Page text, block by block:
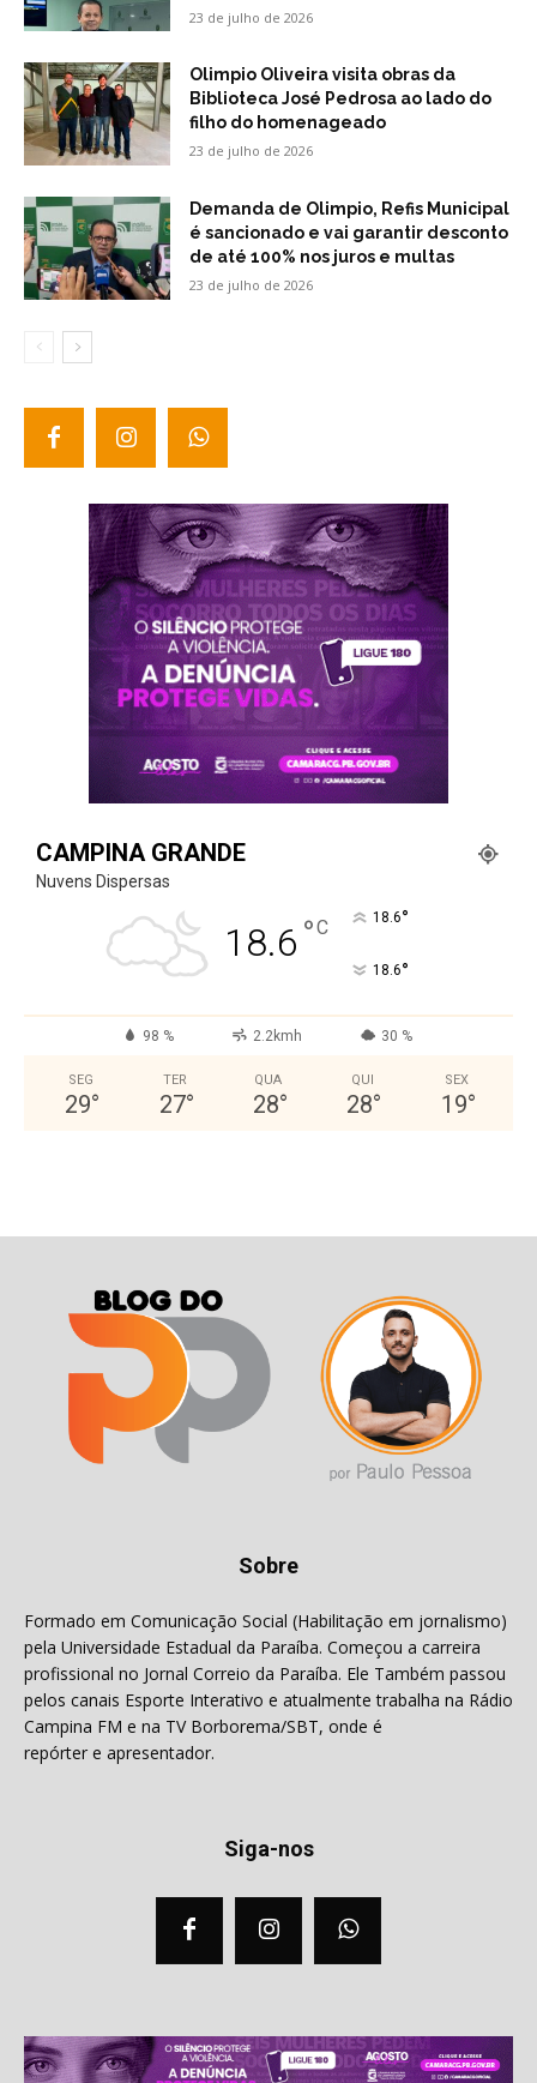
23 de julho de 2026
Olimpio Oliveira visita obras da
Biblioteca José Pedrosa ao lado do
filho do homenageado
23 de julho de 2026
Demanda de Olimpio, Refis Municipal
é sancionado e vai garantir desconto
de até 100% nos juros e multas
23 de julho de 2026
CAMPINA GRANDE
Nuvens Dispersas
18.6 °C 18.6°
18.6°
98 % 2.2kmh 30 %
SEG
29°
TER
27°
QUA
28°
QUI
28°
SEX
19°
Sobre
Formado em Comunicação Social (Habilitação em jornalismo)
pela Universidade Estadual da Paraíba. Começou a carreira
profissional no Jornal Correio da Paraíba. Ele Também passou
pelos canais Esporte Interativo e atualmente trabalha na Rádio
Campina FM e na TV Borborema/SBT, onde é
repórter e apresentador.
Siga-nos